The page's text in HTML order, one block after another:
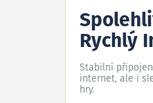
Rychlý
Stabilní
internet, ale i
hry.